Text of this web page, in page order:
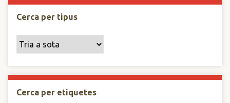
Cerca per tipus
Cerca per etiquetes